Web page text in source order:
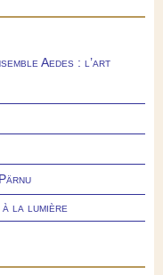
Aedes : l’art
la lumière